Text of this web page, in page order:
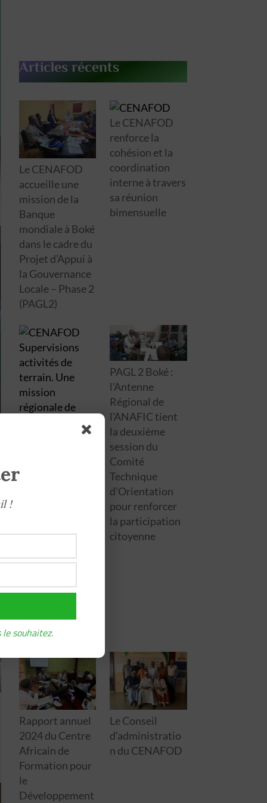
Articles récents
Le CENAFOD
accueille une
mission de la
Banque
mondiale à Boké
dans le cadre du
Projet d’Appui à
la Gouvernance
Locale – Phase 2
(PAGL2)
Le CENAFOD
renforce la
cohésion et la
coordination
interne à travers
sa réunion
bimensuelle
PAGL2 à
collectivités
citoyen
PAGL 2 Boké :
l’Antenne
Régional de
l’ANAFIC tient
la deuxième
session du
Comité
Technique
d’Orientation
pour renforcer
la participation
citoyenne
Rapport annuel
2024 du Centre
Africain de
Formation pour
le
Développement
Le Conseil
d’administratio
n du CENAFOD
!
souhaitez.